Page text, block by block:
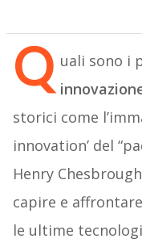
Q uali sono i
storici come
innovation’ del
Henry
capire e
le ultime